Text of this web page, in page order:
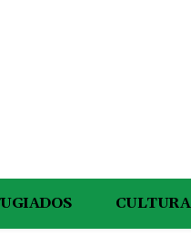
CULTURA